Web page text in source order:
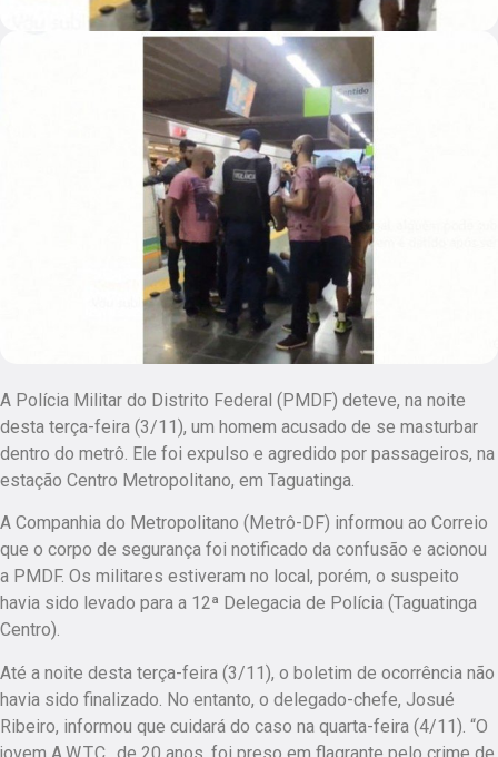
A Polícia Militar do Distrito Federal (PMDF) deteve, na noite
desta terça-feira (3/11), um homem acusado de se masturbar
dentro do metrô. Ele foi expulso e agredido por passageiros, na
estação Centro Metropolitano, em Taguatinga.
A Companhia do Metropolitano (Metrô-DF) informou ao Correio
que o corpo de segurança foi notificado da confusão e acionou
a PMDF. Os militares estiveram no local, porém, o suspeito
havia sido levado para a 12ª Delegacia de Polícia (Taguatinga
Centro).
Até a noite desta terça-feira (3/11), o boletim de ocorrência não
havia sido finalizado. No entanto, o delegado-chefe, Josué
Ribeiro, informou que cuidará do caso na quarta-feira (4/11). “O